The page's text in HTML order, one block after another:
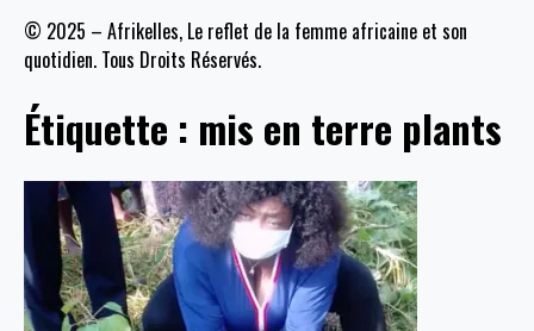
© 2025 – Afrikelles, Le reflet de la femme africaine et son
quotidien. Tous Droits Réservés.
Étiquette : mis en terre plants